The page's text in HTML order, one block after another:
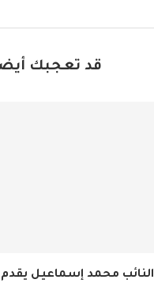
قد تعجبك
النائب محمد إسماعيل